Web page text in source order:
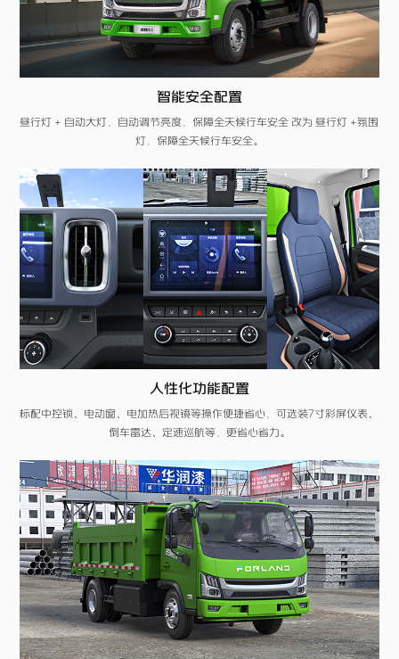
智能安全配置
昼行灯 + 自动大灯，自动调节亮度，保障全天候行车安全 改为 昼行灯 +氛围
灯，保障全天候行车安全。
人性化功能配置
标配中控锁、电动窗、电加热后视镜等操作便捷省心​，可选装7寸彩屏仪表、
倒车雷达、定速巡航等，更省心省力。